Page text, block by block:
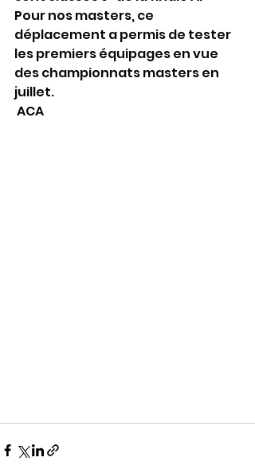
Pour nos masters, ce
déplacement a permis de tester
les premiers équipages en vue
des championnats masters en
juillet.
ACA